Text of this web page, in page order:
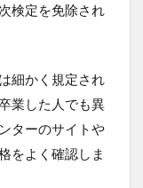
検定を免除され
細かく規定され
業した人でも異
ターのサイトや
をよく確認しま